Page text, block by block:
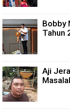
Bobby
Tahun
Aji